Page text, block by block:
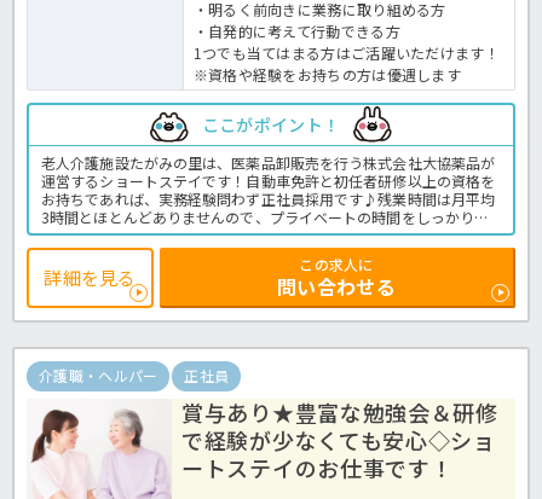
・明るく前向きに業務に取り組める方
・自発的に考えて行動できる方
1つでも当てはまる方はご活躍いただけます！
※資格や経験をお持ちの方は優遇します
ここがポイント！
老人介護施設たがみの里は、医薬品卸販売を行う株式会社大協薬品が
運営するショートステイです！自動車免許と初任者研修以上の資格を
お持ちであれば、実務経験問わず正社員採用です♪残業時間は月平均
3時間とほとんどありませんので、プライベートの時間をしっかりと
確保できます★職員が長く安定して働けるように、退職金制度や再雇
用制度などの福利厚生も整っていますよ◎この求人が気になった方
は、ほっ介護までお気軽にお問い合わせくださいね！ショートステイ
での介護業務全般です。
＜介護職 正社員 ショートステイの求人＞
詳細を見る
この求人に
問い合わせる
介護職・ヘルパー 正社員
賞与あり★豊富な勉強会＆研修
で経験が少なくても安心◇ショ
ートステイのお仕事です！